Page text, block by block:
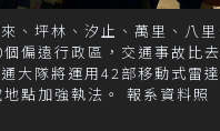
、坪林、汐止、萬里、八
偏遠行政區，交通事故比
大隊將運用42部移動式雷
點加強執法。 報系資料照